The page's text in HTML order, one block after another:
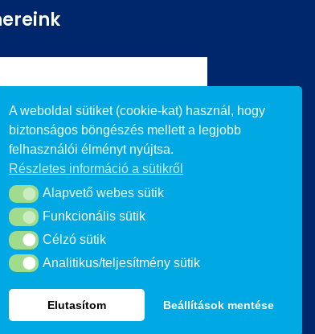
A weboldal sütiket (cookie-kat) használ, hogy
biztonságos böngészés mellett a legjobb
felhasználói élményt nyújtsa.
Részletes információ a sütikről
Alapvető webes sütik
Alapvető webes sütik
Funkcionális sütik
Funkcionális sütik
Célzó sütikCélzó sütik
Analitikus/teljesítmény sütik
Analitikus/teljesítmény sütik
Elutasítom Beállítások mentése